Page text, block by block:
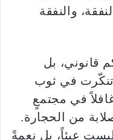
والنفقة
قانوني، بل
في ثوب
في مجتمعٍ
من الحجارة.
عبئاً، بل نعمةً